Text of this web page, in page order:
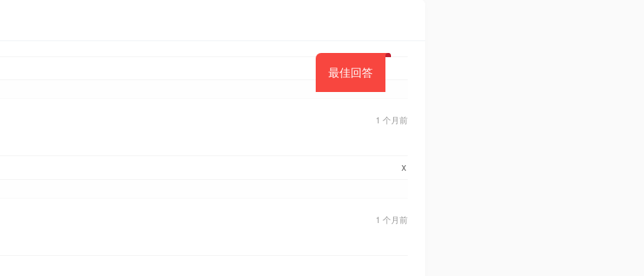
最佳回答
1 个月前
x
1 个月前